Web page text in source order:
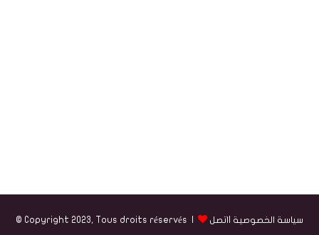
© Copyright 2023, Tous droits réservés | سياسة الخصوصية اتصل